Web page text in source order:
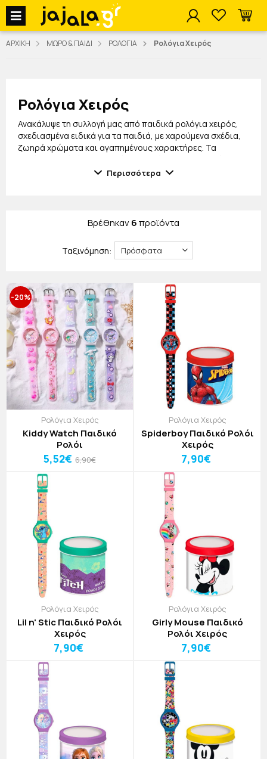
jajala Menu
ΑΡΧΙΚΗ ΜΩΡΟ & ΠΑΙΔΙ ΡΟΛΟΓΙΑ Ρολόγια Χειρός
Ρολόγια Χειρός
Ανακάλυψε τη συλλογή μας από παιδικά ρολόγια χειρός,
σχεδιασμένα ειδικά για τα παιδιά, με χαρούμενα σχέδια,
ζωηρά χρώματα και αγαπημένους χαρακτήρες. Τα
ρολόγια αυτά είναι ιδανικά για να μάθουν τα παιδιά την
ώρα με διασκεδαστικό και εκπαιδευτικό τρόπο, ενώ
ρολόγια, κατάλληλα για καθημερινή χρήση, με
Ιδανικά για αγόρια και κορίτσια κάθε ηλικίας, τα παιδικά
ρολόγια χειρός συνδυάζουν λειτουργικότητα και
Περισσότερα
Βρέθηκαν6προϊόντα
Ταξινόμηση:
-20%
Ρολόγια Χειρός
Kiddy Watch Παιδικό
Ρολόι
5,52€ 6,90€
Ρολόγια Χειρός
Spiderboy Παιδικό Ρολόι
Χειρός
7,90€
Ρολόγια Χειρός
Lil n' Stic Παιδικό Ρολόι
Χειρός
7,90€
Ρολόγια Χειρός
Girly Mouse Παιδικό
Ρολόι Χειρός
7,90€